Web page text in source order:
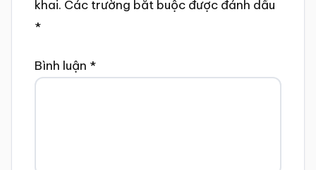
khai. Các trường bắt buộc được đánh dấu
*
Bình luận *